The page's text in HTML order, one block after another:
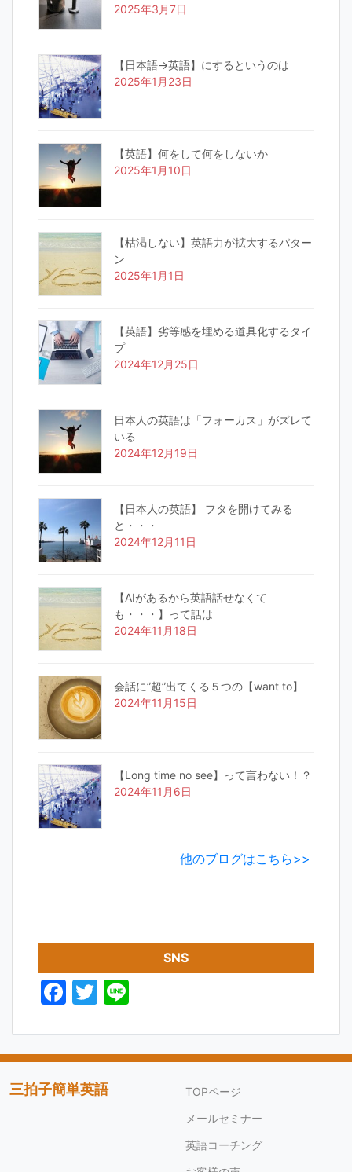
2025年3月7日
【日本語→英語】にするというのは
2025年1月23日
【英語】何をして何をしないか
2025年1月10日
【枯渇しない】英語力が拡大するパター
ン
2025年1月1日
【英語】劣等感を埋める道具化するタイ
プ
2024年12月25日
日本人の英語は「フォーカス」がズレて
いる
2024年12月19日
【日本人の英語】 フタを開けてみる
と・・・
2024年12月11日
【AIがあるから英語話せなくて
も・・・】って話は
2024年11月18日
会話に”超”出てくる５つの【want to】
2024年11月15日
【Long time no see】って言わない！？
2024年11月6日
他のブログはこちら>>
SNS
F
c
e
b
T
itt
er
e
三拍子簡単英語
TOPページ
メールセミナー
英語コーチング